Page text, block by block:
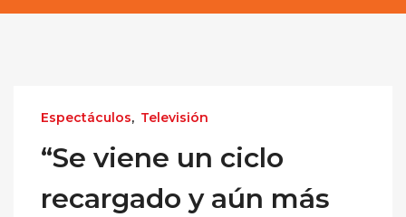
Espectáculos, Televisión
“Se viene un ciclo
recargado y aún más